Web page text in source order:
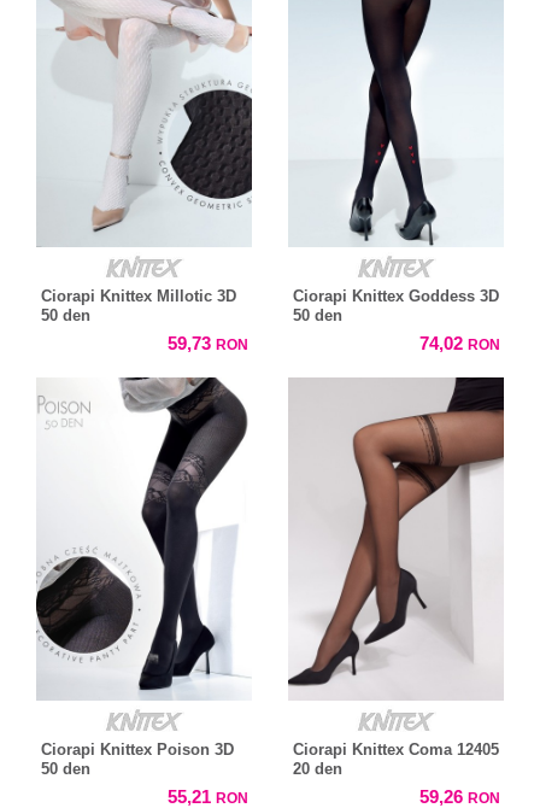
Ciorapi Knittex Millotic 3D
50 den
59,73 RON
Ciorapi Knittex Goddess 3D
50 den
74,02 RON
Ciorapi Knittex Poison 3D
50 den
55,21 RON
Ciorapi Knittex Coma 12405
20 den
59,26 RON